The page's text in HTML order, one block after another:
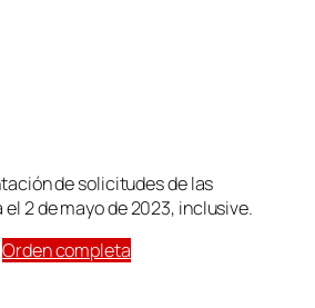
de solicitudes de las
2 de mayo de 2023, inclusive.
Orden completa